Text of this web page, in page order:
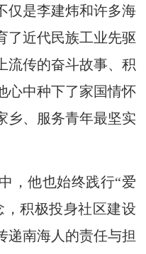
是李建炜和许多海
了近代民族工业先驱
流传的奋斗故事、积
心中种下了家国情怀
乡、服务青年最坚实
他也始终践行“爱
，积极投身社区建设
递南海人的责任与担